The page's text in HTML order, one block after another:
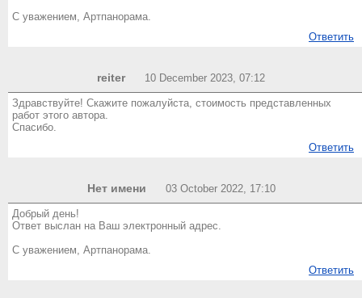
С уважением, Артпанорама.
Ответить
reiter 10 December 2023, 07:12
Здравствуйте! Скажите пожалуйста, стоимость представленных
работ этого автора.
Спасибо.
Ответить
Нет имени 03 October 2022, 17:10
Добрый день!
Ответ выслан на Ваш электронный адрес.
С уважением, Артпанорама.
Ответить